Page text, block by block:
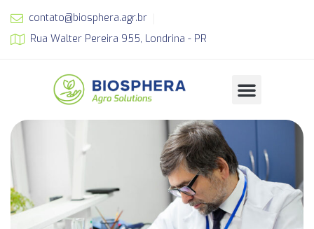
contato@biosphera.agr.br
Rua Walter Pereira 955, Londrina - PR